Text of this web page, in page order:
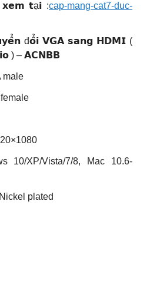
𝘁ạ𝗶 :cap-mang-cat7-duc-
đ𝗼̂̉𝗶 𝗩𝗚𝗔 𝘀𝗮𝗻𝗴 𝗛𝗗𝗠𝗜 (
) – 𝗔𝗖𝗡𝗕𝗕
male
10/XP/Vista/7/8, Mac 10.6-
plated